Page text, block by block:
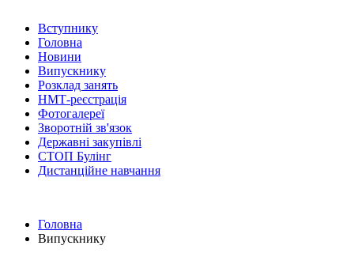
Вступнику
Головна
Новини
Випускнику
Розклад занять
НМТ-реєстрація
Фотогалереї
Зворотній зв'язок
Державні закупівлі
СТОП Булінг
Дистанційне навчання
Головна
Випускнику